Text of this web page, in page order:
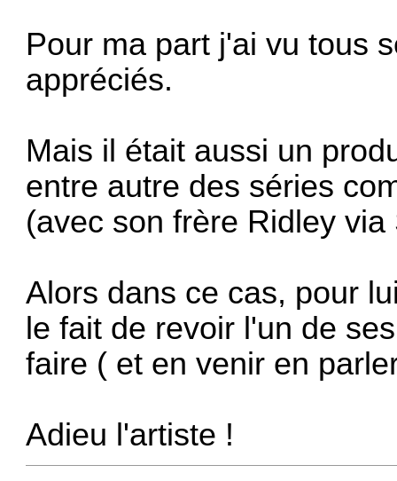
Pour ma part j'ai vu tous
appréciés.
Mais il était aussi un
entre autre des séries
(avec son frère Ridley
Alors dans ce cas, pour
le fait de revoir l'un de
faire ( et en venir en
Adieu l'artiste !